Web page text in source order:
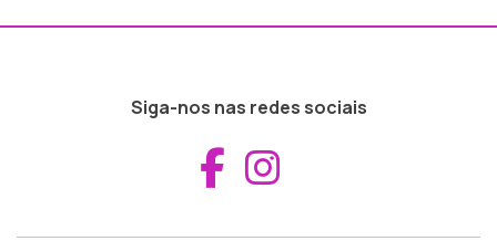
Siga-nos nas redes sociais
Aceder ao